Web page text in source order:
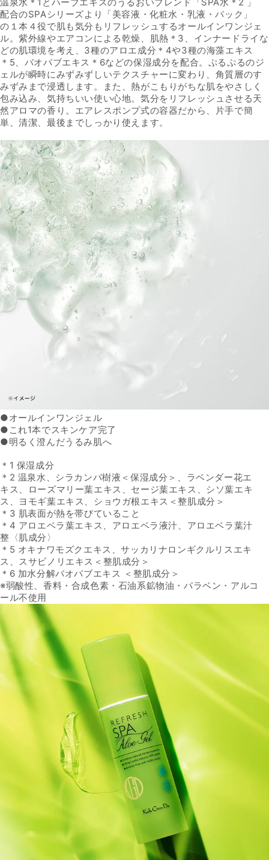
配合のSPAシリーズより「美容液・化粧水・乳液・パック」
の １本４役で肌も気分もリフレッシュするオールインワンジェ
ル。紫外線やエアコンによる乾燥、肌熱＊ 3 、インナードライな
どの肌環境を考え、 3種のアロエ成分＊ 4や3種の海藻エキス
＊ 5、 バオバブエキス＊ 6などの保湿成分を配合。ぷるぷるのジ
ェルが瞬時にみずみずしいテクスチャーに変わり、角質層のす
みずみま で浸透します。また、熱がこもりがちな肌をやさしく
包み込み、 気持ちいい使い心地。気分をリフレッシュさせる天
然アロマの香 り。エアレスポンプ式の容器だから、片手で簡
単、清潔、最後ま でしっかり使えます。
●オールインワンジェル
● これ1本でスキンケア完了
●明るく澄んだうるみ肌へ
＊ 1 保湿成分
＊ 2 温泉水、シラカンバ樹液＜保湿成分＞、ラベンダー花エ
キ ス、ローズマリー葉エキス、セージ葉エキス、シソ葉エキ
ス、ヨ モギ葉エキス、ショウガ根エキス＜整肌成分＞
＊ 3 肌表面が熱を帯びていること
＊ 4 アロエベラ葉エキス、アロエベラ液汁、アロエベラ葉汁
整 〈肌成分 〉
＊ 5 オキナワモズクエキス、サッカリナロンギクルリスエキ
ス、 スサビノリエキス＜整肌成分＞
＊ 6 加水分解バオバブエキス ＜整肌成分＞
※弱酸性、香料・合成色素・石油系鉱物油・パラベン・アルコ
ール不使用